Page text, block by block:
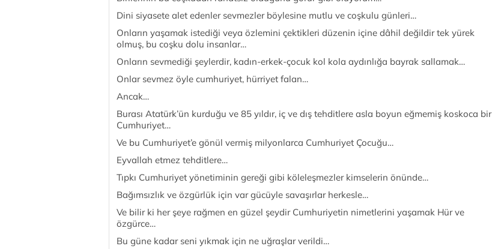
Dini siyasete alet edenler sevmezler böylesine mutlu ve coşkulu günleri…
Onların yaşamak istediği veya özlemini çektikleri düzenin içine dâhil değildir tek yürek
olmuş, bu coşku dolu insanlar…
Onların sevmediği şeylerdir, kadın-erkek-çocuk kol kola aydınlığa bayrak sallamak…
Onlar sevmez öyle cumhuriyet, hürriyet falan…
Ancak…
Burası Atatürk’ün kurduğu ve 85 yıldır, iç ve dış tehditlere asla boyun eğmemiş koskoca bir
Cumhuriyet…
Ve bu Cumhuriyet’e gönül vermiş milyonlarca Cumhuriyet Çocuğu…
Eyvallah etmez tehditlere…
Tıpkı Cumhuriyet yönetiminin gereği gibi köleleşmezler kimselerin önünde…
Bağımsızlık ve özgürlük için var gücüyle savaşırlar herkesle…
Ve bilir ki her şeye rağmen en güzel şeydir Cumhuriyetin nimetlerini yaşamak Hür ve
özgürce…
Bu güne kadar seni yıkmak için ne uğraşlar verildi…